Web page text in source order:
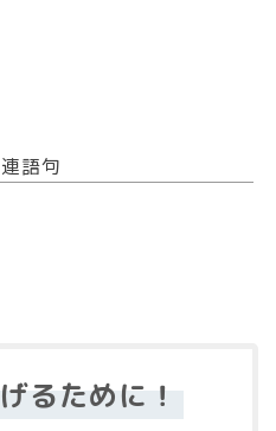
語句
るために！